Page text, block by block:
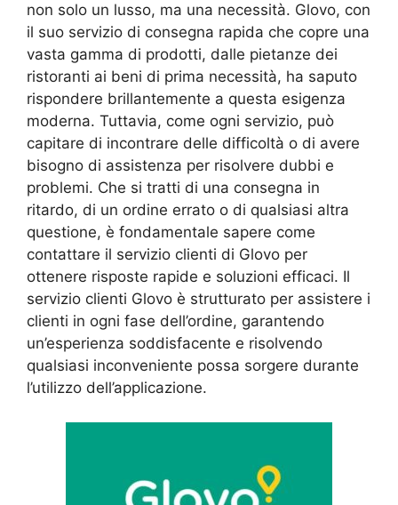
non solo un lusso, ma una necessità. Glovo, con
il suo servizio di consegna rapida che copre una
vasta gamma di prodotti, dalle pietanze dei
ristoranti ai beni di prima necessità, ha saputo
rispondere brillantemente a questa esigenza
moderna. Tuttavia, come ogni servizio, può
capitare di incontrare delle difficoltà o di avere
bisogno di assistenza per risolvere dubbi e
problemi. Che si tratti di una consegna in
ritardo, di un ordine errato o di qualsiasi altra
questione, è fondamentale sapere come
contattare il servizio clienti di Glovo per
ottenere risposte rapide e soluzioni efficaci. Il
servizio clienti Glovo è strutturato per assistere i
clienti in ogni fase dell’ordine, garantendo
un’esperienza soddisfacente e risolvendo
qualsiasi inconveniente possa sorgere durante
l’utilizzo dell’applicazione.